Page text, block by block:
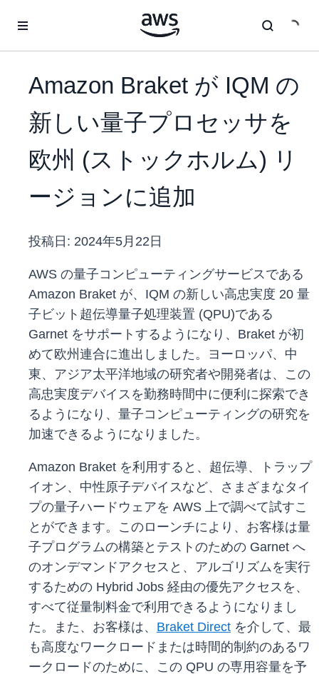
Amazon Braket が IQM の
新しい量子プロセッサを
欧州 (ストックホルム) リ
ージョンに追加
投稿日: 2024年5月22日
AWS の量子コンピューティングサービスである
Amazon Braket が、IQM の新しい高忠実度 20 量
子ビット超伝導量子処理装置 (QPU)である
Garnet をサポートするようになり、Braket が初
めて欧州連合に進出しました。ヨーロッパ、中
東、アジア太平洋地域の研究者や開発者は、この
高忠実度デバイスを勤務時間中に便利に探索でき
るようになり、量子コンピューティングの研究を
加速できるようになりました。
Amazon Braket を利用すると、超伝導、トラップ
イオン、中性原子デバイスなど、さまざまなタイ
プの量子ハードウェアを AWS 上で調べて試すこ
とができます。このローンチにより、お客様は量
子プログラムの構築とテストのための Garnet へ
のオンデマンドアクセスと、アルゴリズムを実行
するための Hybrid Jobs 経由の優先アクセスを、
すべて従量制料金で利用できるようになりまし
た。また、お客様は、 Braket Direct を介して、最
も高度なワークロードまたは時間的制約のあるワ
ークロードのために、この QPU の専用容量を予